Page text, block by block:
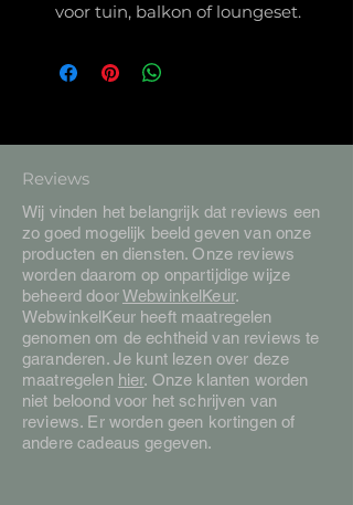
voor tuin, balkon of loungeset.
Reviews
Wij vinden het belangrijk dat reviews een
zo goed mogelijk beeld geven van onze
producten en diensten. Onze reviews
worden daarom op onpartijdige wijze
beheerd doorWebwinkelKeur.
WebwinkelKeur heeft maatregelen
genomen om de echtheid van reviews te
garanderen. Je kunt lezen over deze
maatregelen hier. Onze klanten worden
niet beloond voor het schrijven van
reviews. Er worden geen kortingen of
andere cadeaus gegeven.